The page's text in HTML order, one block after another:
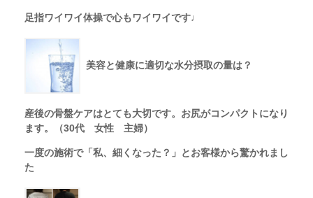
足指ワイワイ体操で心もワイワイです♩
美容と健康に適切な水分摂取の量は？
産後の骨盤ケアはとても大切です。お尻がコンパクトになり
ます。（30代 女性 主婦）
一度の施術で「私、細くなった？」とお客様から驚かれまし
た